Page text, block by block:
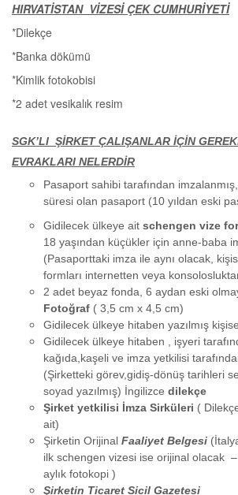
HIRVATİSTAN VİZESİ ÇEK CUMHURİYETİ
*Dilekçe
*Banka dökümü
*Kimlik fotokobisi
*2 adet vesikalık
SGK’LI ŞİRKET ÇALIŞANLAR İÇİN
EVRAKLARI NELERDİR
Pasaport sahibi tarafından
süresi olan pasaport (10 yıldan eski
Gidilecek ülkeye ait schengen vize
18 yaşından küçükler için anne-baba
(Pasaporttaki imza ile aynı olacak,
formları internetten veya
2 adet beyaz fonda, 6 aydan eski
Fotoğraf ( 3,5 cm x 4,5 cm)
Gidilecek ülkeye hitaben yazılmış
Gidilecek ülkeye hitaben , işyeri
kağıda,kaşeli ve imza yetkilisi
(Şirketteki görev,gidiş-dönüş tarihleri
soyad yazılmış) İngilizce dilekçe
Şirket yetkilisi İmza Sirküleri (
ait)
Şirketin Orijinal Faaliyet Belgesi
ilk schengen vizesi ise orijinal olacak
aylık fotokopi )
Şirketin Ticaret Sicil Gazetesi